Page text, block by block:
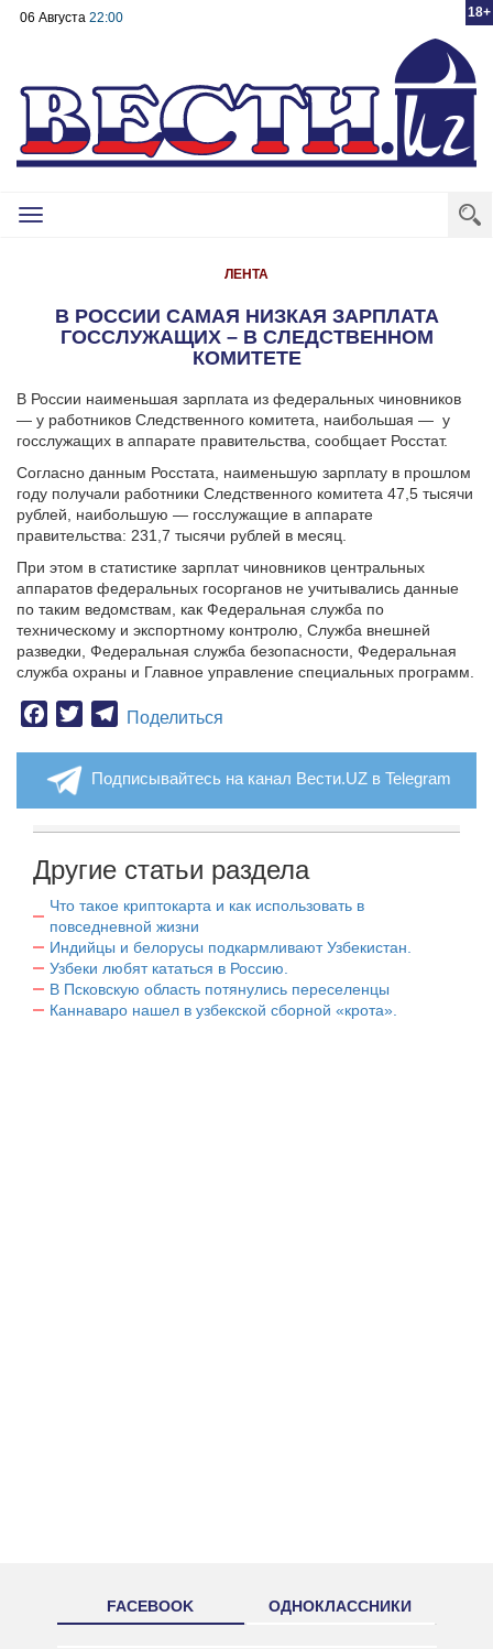
18+
06 Августа 22:00
Toggle
ЛЕНТА
В РОССИИ САМАЯ НИЗКАЯ ЗАРПЛАТА
ГОССЛУЖАЩИХ – В СЛЕДСТВЕННОМ
КОМИТЕТЕ
В России наименьшая зарплата из федеральных чиновников
— у работников Следственного комитета, наибольшая — у
госслужащих в аппарате правительства, сообщает Росстат.
Согласно данным Росстата, наименьшую зарплату в прошлом
году получали работники Следственного комитета 47,5 тысячи
рублей, наибольшую — госслужащие в аппарате
правительства: 231,7 тысячи рублей в месяц.
При этом в статистике зарплат чиновников центральных
аппаратов федеральных госорганов не учитывались данные
по таким ведомствам, как Федеральная служба по
техническому и экспортному контролю, Служба внешней
разведки, Федеральная служба безопасности, Федеральная
служба охраны и Главное управление специальных программ.
Facebook
TwitterTelegram
Поделиться
Подписывайтесь на канал Вести.UZ в Telegram
Другие статьи раздела
Что такое криптокарта и как использовать в
повседневной жизни
Индийцы и белорусы подкармливают Узбекистан.
Узбеки любят кататься в Россию.
В Псковскую область потянулись переселенцы
Каннаваро нашел в узбекской сборной «крота».
FACEBOOK ОДНОКЛАССНИКИ